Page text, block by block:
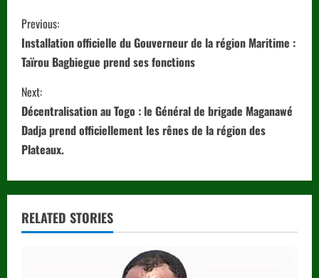
C
o
n
t
i
u
e
Previous:
Installation officielle du Gouverneur de la région Maritime :
Taïrou Bagbiegue prend ses fonctions
Next:
Décentralisation au Togo : le Général de brigade Maganawé
Dadja prend officiellement les rênes de la région des
Plateaux.
RELATED STORIES